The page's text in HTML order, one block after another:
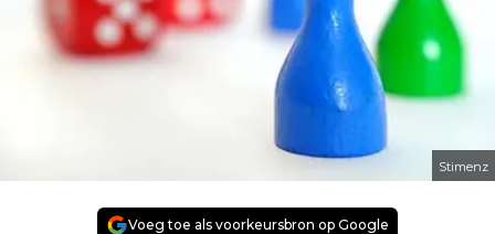
Stimenz
Voeg toe als voorkeursbron op Google